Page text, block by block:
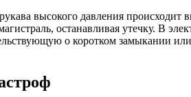
высокого давления происходит
останавливая утечку. В
о коротком замыкании